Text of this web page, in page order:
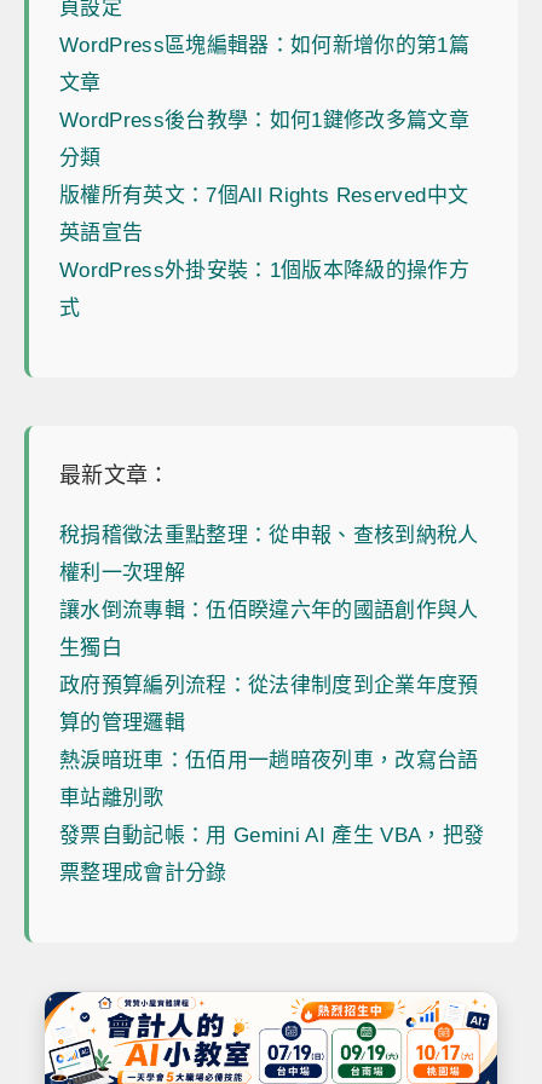
頁設定
WordPress區塊編輯器：如何新增你的第1篇
文章
WordPress後台教學：如何1鍵修改多篇文章
分類
版權所有英文：7個All Rights Reserved中文
英語宣告
WordPress外掛安裝：1個版本降級的操作方
式
最新文章：
稅捐稽徵法重點整理：從申報、查核到納稅人
權利一次理解
讓水倒流專輯：伍佰睽違六年的國語創作與人
生獨白
政府預算編列流程：從法律制度到企業年度預
算的管理邏輯
熱淚暗班車：伍佰用一趟暗夜列車，改寫台語
車站離別歌
發票自動記帳：用 Gemini AI 產生 VBA，把發
票整理成會計分錄